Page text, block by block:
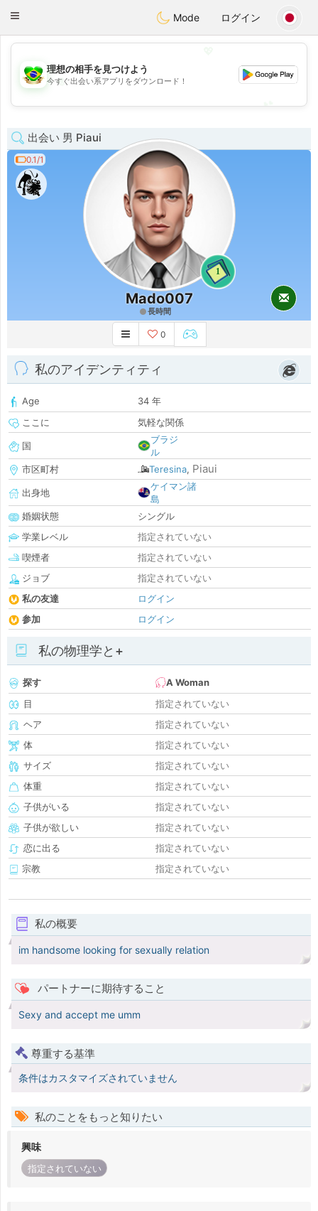
Conversar
Toggle
Mode ログイン
💖
理想の相手を見つけよう
今すぐ出会い系アプリをダウンロード！
出会い 男 Piaui
0.1/1
1
Mado007
長時間
0
私のアイデンティティ
Age
34 年
ここに
気軽な関係
国
ブラジ
ル
市区町村
Teresina, Piaui
出身地
ケイマン諸
島
婚姻状態
シングル
学業レベル
指定されていない
喫煙者
指定されていない
ジョブ
指定されていない
私の友達
ログイン
参加
ログイン
私の物理学と+
探す
A Woman
目
指定されていない
ヘア
指定されていない
体
指定されていない
サイズ
指定されていない
体重
指定されていない
子供がいる
指定されていない
子供が欲しい
指定されていない
恋に出る
指定されていない
宗教
指定されていない
私の概要
im handsome looking for sexually relation
パートナーに期待すること
Sexy and accept me umm
尊重する基準
条件はカスタマイズされていません
私のことをもっと知りたい
興味
指定されていない